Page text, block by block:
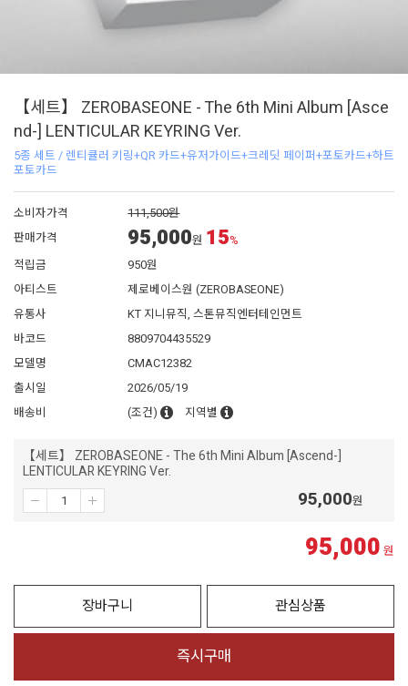
【세트】 ZEROBASEONE - The 6th Mini Album [Asce
nd-] LENTICULAR KEYRING Ver.
5종 세트 / 렌티큘러 키링+QR 카드+유저가이드+크레딧 페이퍼+포토카드+하트
포토카드
소비자가격
111,500원
판매가격
95,000원 15%
적립금
950원
아티스트
제로베이스원 (ZEROBASEONE)
유통사
KT 지니뮤직, 스톤뮤직엔터테인먼트
바코드
8809704435529
모델명
CMAC12382
출시일
2026/05/19
배송비
(조건) 지역별
【세트】 ZEROBASEONE - The 6th Mini Album [Ascend-]
LENTICULAR KEYRING Ver.
95,000원
95,000 원
장바구니 관심상품
즉시구매